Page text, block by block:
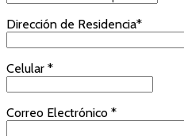
Dirección de Residencia*
Celular *
Correo Electrónico *